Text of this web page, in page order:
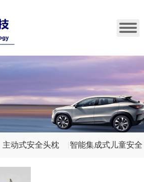
主动式安全头枕 智能集成式儿童安全